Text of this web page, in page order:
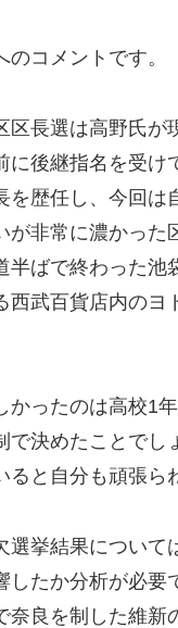
のコメントです。
区長選は高野氏が
に後継指名を受け
を歴任し、今回は
が非常に濃かった
半ばで終わった
西武百貨店内の
かったのは高校1
で決めたことで
ると自分も頑張ら
選挙結果について
したか分析が必要
奈良を制した維新